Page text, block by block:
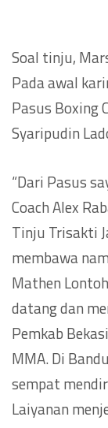
Soal tinju,
Pada awal
Pasus Boxing
Syaripudin
“Dari Pasus
Coach Alex
Tinju Trisakti
membawa
Mathen
datang dan
Pemkab
MMA. Di
sempat
Laiyanan